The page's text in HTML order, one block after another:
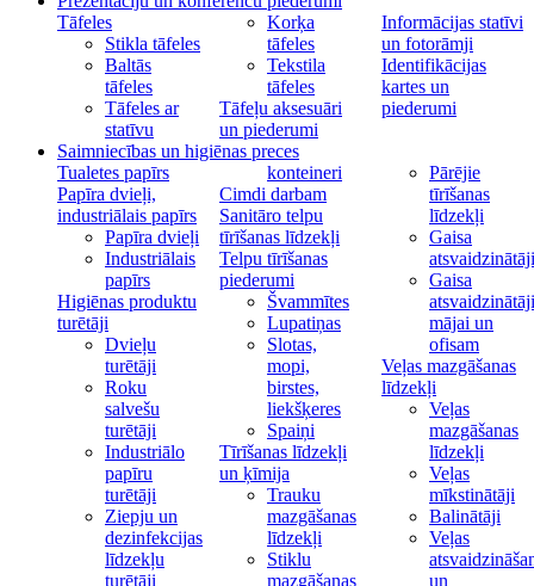
Tāfeles
Stikla tāfeles
Baltās
tāfeles
Tāfeles ar
statīvu
Korķa
tāfeles
Tekstila
tāfeles
Tāfeļu aksesuāri
un piederumi
Informācijas statīvi
un fotorāmji
Identifikācijas
kartes un
piederumi
Saimniecības un higiēnas preces
Tualetes papīrs
Papīra dvieļi,
industriālais papīrs
Papīra dvieļi
Industriālais
papīrs
Higiēnas produktu
turētāji
Dvieļu
turētāji
Roku
salvešu
turētāji
Industriālo
papīru
turētāji
Ziepju un
dezinfekcijas
līdzekļu
turētāji
konteineri
Cimdi darbam
Sanitāro telpu
tīrīšanas līdzekļi
Telpu tīrīšanas
piederumi
Švammītes
Lupatiņas
Slotas,
mopi,
birstes,
liekšķeres
Spaiņi
Tīrīšanas līdzekļi
un ķīmija
Trauku
mazgāšanas
līdzekļi
Stiklu
mazgāšanas
Pārējie
tīrīšanas
līdzekļi
Gaisa
atsvaidzinātāji
Gaisa
atsvaidzinātāji
mājai un
ofisam
Veļas mazgāšanas
līdzekļi
Veļas
mazgāšanas
līdzekļi
Veļas
mīkstinātāji
Balinātāji
Veļas
un